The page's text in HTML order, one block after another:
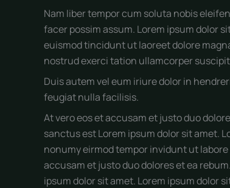
Nam liber tempor cum soluta nobis
facer possim assum. Lorem ipsum dolor
euismod tincidunt ut laoreet dolore
nostrud exerci tation ullamcorper
Duis autem vel eum iriure dolor in
feugiat nulla facilisis.
At vero eos et accusam et justo duo
sanctus est Lorem ipsum dolor sit amet.
nonumy eirmod tempor invidunt ut
accusam et justo duo dolores et ea
ipsum dolor sit amet. Lorem ipsum dolor